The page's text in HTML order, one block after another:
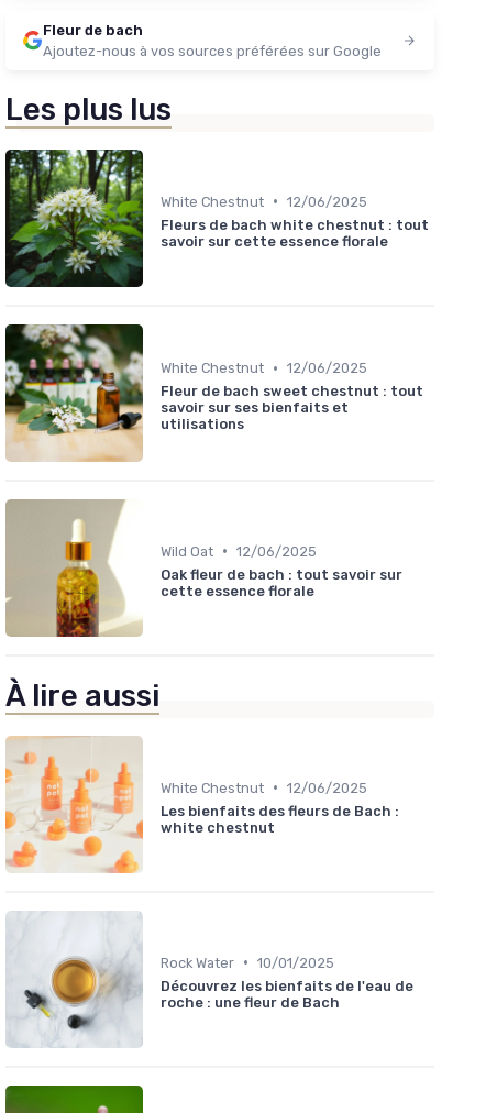
Fleur de bach
Ajoutez-nous à vos sources préférées sur Google
Les plus lus
White Chestnut • 12/06/2025
Fleurs de bach white chestnut : tout
savoir sur cette essence florale
White Chestnut • 12/06/2025
Fleur de bach sweet chestnut : tout
savoir sur ses bienfaits et
utilisations
Wild Oat • 12/06/2025
Oak fleur de bach : tout savoir sur
cette essence florale
À lire aussi
White Chestnut • 12/06/2025
Les bienfaits des fleurs de Bach :
white chestnut
Rock Water • 10/01/2025
Découvrez les bienfaits de l'eau de
roche : une fleur de Bach